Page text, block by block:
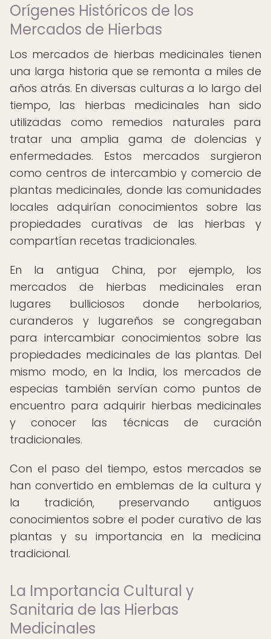
Orígenes Históricos de los
Mercados de Hierbas
Los mercados de hierbas medicinales tienen
una larga historia que se remonta a miles de
años atrás. En diversas culturas a lo largo del
tiempo, las hierbas medicinales han sido
utilizadas como remedios naturales para
tratar una amplia gama de dolencias y
enfermedades. Estos mercados surgieron
como centros de intercambio y comercio de
plantas medicinales, donde las comunidades
locales adquirían conocimientos sobre las
propiedades curativas de las hierbas y
compartían recetas tradicionales.
En la antigua China, por ejemplo, los
mercados de hierbas medicinales eran
lugares bulliciosos donde herbolarios,
curanderos y lugareños se congregaban
para intercambiar conocimientos sobre las
propiedades medicinales de las plantas. Del
mismo modo, en la India, los mercados de
especias también servían como puntos de
encuentro para adquirir hierbas medicinales
y conocer las técnicas de curación
tradicionales.
Con el paso del tiempo, estos mercados se
han convertido en emblemas de la cultura y
la tradición, preservando antiguos
conocimientos sobre el poder curativo de las
plantas y su importancia en la medicina
tradicional.
La Importancia Cultural y
Sanitaria de las Hierbas
Medicinales